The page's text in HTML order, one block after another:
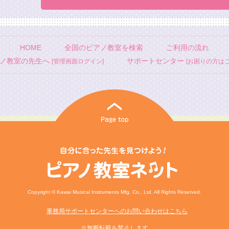
HOME 全国のピアノ教室を検索
ご利用の流れ
教室の先生へ [管理画面ログイン] サポートセンター [お困りの方は
Copyright © Kawai Musical Instruments Mfg. Co., Ltd. All Rights Reserved.
事務局サポートセンターへのお問い合わせはこちら